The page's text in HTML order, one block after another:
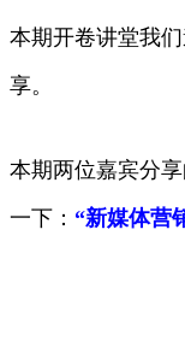
本期开卷讲堂我
享。
本期两位嘉宾分
一下： “新媒体营